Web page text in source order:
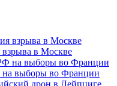
взрыва в Москве
на выборы во Франции